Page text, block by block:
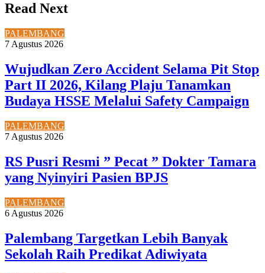
Read Next
PALEMBANG
7 Agustus 2026
Wujudkan Zero Accident Selama Pit Stop
Part II 2026, Kilang Plaju Tanamkan
Budaya HSSE Melalui Safety Campaign
PALEMBANG
7 Agustus 2026
RS Pusri Resmi ” Pecat ” Dokter Tamara
yang Nyinyiri Pasien BPJS
PALEMBANG
6 Agustus 2026
Palembang Targetkan Lebih Banyak
Sekolah Raih Predikat Adiwiyata